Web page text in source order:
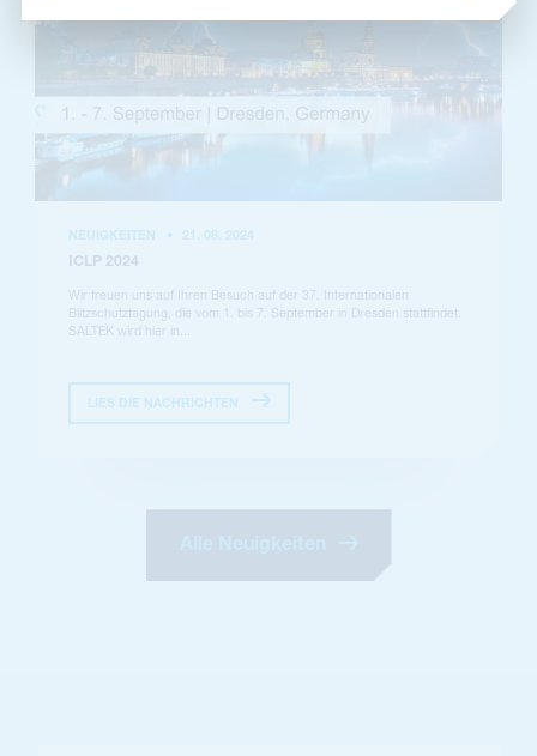
NEUIGKEITEN • 21. 08. 2024
ICLP 2024
Wir freuen uns auf Ihren Besuch auf der 37. Internationalen
Blitzschutztagung, die vom 1. bis 7. September in Dresden stattfindet.
SALTEK wird hier in...
LIES DIE NACHRICHTEN